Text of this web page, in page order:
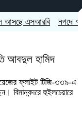
এসআরবি নগদে ৭ পদে
আবদুল হামিদ
ফ্লাইট টিজি-৩৩৯-এ
বিমানবন্দরে হুইলচেয়ারে